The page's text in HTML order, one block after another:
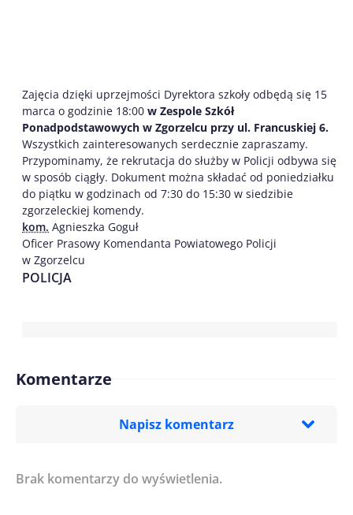
Zajęcia dzięki uprzejmości Dyrektora szkoły odbędą się 15
marca o godzinie 18:00 w Zespole Szkół
Ponadpodstawowych w Zgorzelcu przy ul. Francuskiej 6.
Wszystkich zainteresowanych serdecznie zapraszamy.
Przypominamy, że rekrutacja do służby w Policji odbywa się
w sposób ciągły. Dokument można składać od poniedziałku
do piątku w godzinach od 7:30 do 15:30 w siedzibie
zgorzeleckiej komendy.
kom. Agnieszka Goguł
Oficer Prasowy Komendanta Powiatowego Policji
w Zgorzelcu
POLICJA
Komentarze
Napisz komentarz
Imię/ Nick*
Brak komentarzy do wyświetlenia.